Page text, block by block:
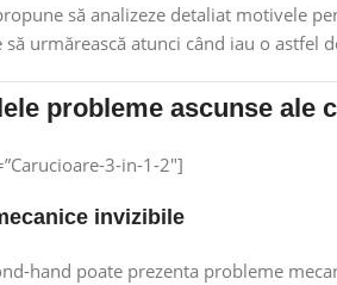
să analizeze detaliat motivele
urmărească atunci când iau o astfel
probleme ascunse ale
3-in-1-2″]
invizibile
hand poate prezenta probleme